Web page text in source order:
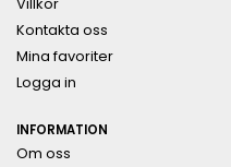
Kontakta oss
Mina favoriter
Logga in
INFORMATION
Om oss